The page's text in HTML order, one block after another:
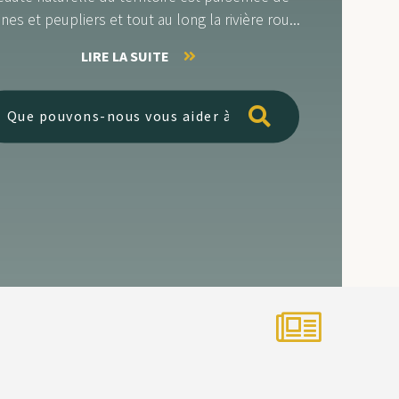
et peupliers et tout au long la rivière rou...
LIRE LA SUITE
Tapez ici